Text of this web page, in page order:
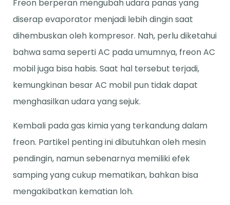
Freon berperan mengubah udara panas yang
diserap evaporator menjadi lebih dingin saat
dihembuskan oleh kompresor. Nah, perlu diketahui
bahwa sama seperti AC pada umumnya, freon AC
mobil juga bisa habis. Saat hal tersebut terjadi,
kemungkinan besar AC mobil pun tidak dapat
menghasilkan udara yang sejuk.
Kembali pada gas kimia yang terkandung dalam
freon. Partikel penting ini dibutuhkan oleh mesin
pendingin, namun sebenarnya memiliki efek
samping yang cukup mematikan, bahkan bisa
mengakibatkan kematian loh.